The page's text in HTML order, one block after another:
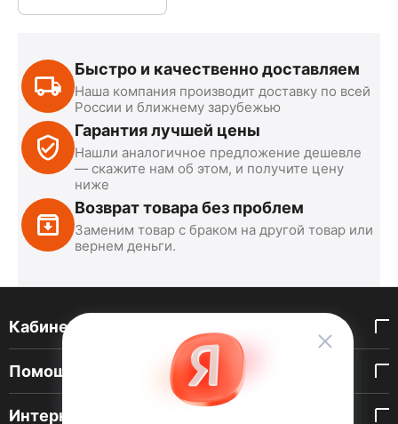
Быстро и качественно доставляем
Наша компания производит доставку по всей
России и ближнему зарубежью
Гарантия лучшей цены
Нашли аналогичное предложение дешевле
— скажите нам об этом, и получите цену
ниже
Возврат товара без проблем
Заменим товар с браком на другой товар или
вернем деньги.
Кабинет покупателя
Помощь покупателю
Интернет-магазин